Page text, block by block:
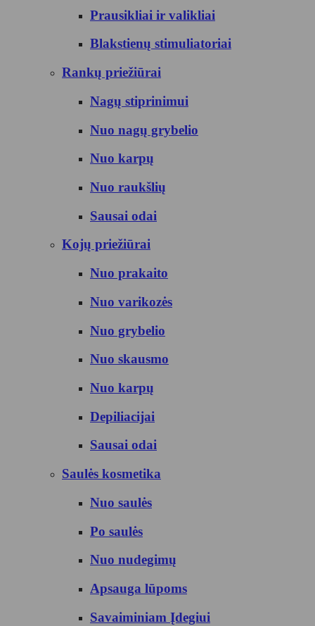
Prausikliai ir valikliai
Blakstienų stimuliatoriai
Rankų priežiūrai
Nagų stiprinimui
Nuo nagų grybelio
Nuo karpų
Nuo raukšlių
Sausai odai
Kojų priežiūrai
Nuo prakaito
Nuo varikozės
Nuo grybelio
Nuo skausmo
Nuo karpų
Depiliacijai
Sausai odai
Saulės kosmetika
Nuo saulės
Po saulės
Nuo nudegimų
Apsauga lūpoms
Savaiminiam Įdegiui